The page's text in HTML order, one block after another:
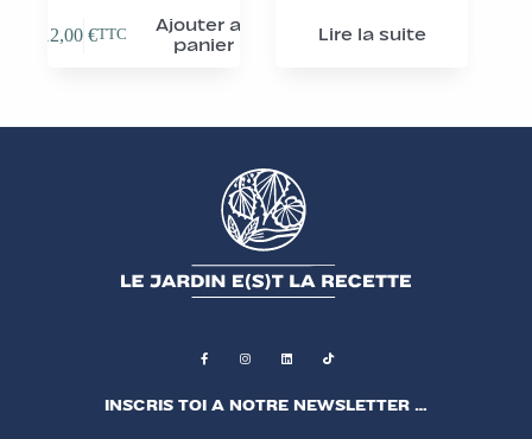
12,00€TTC
Ajouter au
panier
Lire la suite
INSCRIS TOI A NOTRE NEWSLETTER …